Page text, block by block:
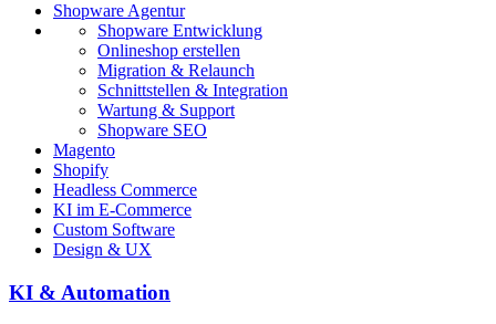
Shopware Agentur
Shopware Entwicklung
Onlineshop erstellen
Migration & Relaunch
Schnittstellen & Integration
Wartung & Support
Shopware SEO
Magento
Shopify
Headless Commerce
KI im E-Commerce
Custom Software
Design & UX
KI & Automation